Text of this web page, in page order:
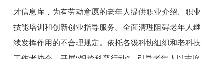
才信息库，为有劳动意愿的老年人提供职业介绍、职业
技能培训和创新创业指导服务。全面清理阻碍老年人继
续发挥作用的不合理规定。依托各级科协组织和老科技